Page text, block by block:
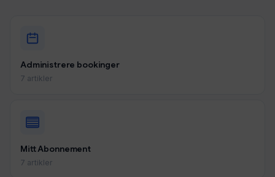
Administrere bookinger
7 artikler
Mitt Abonnement
7 artikler